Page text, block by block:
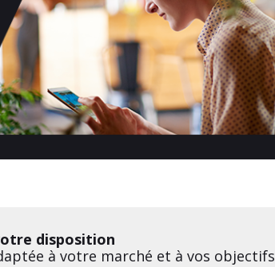
disposition
à votre marché et à vos objectifs